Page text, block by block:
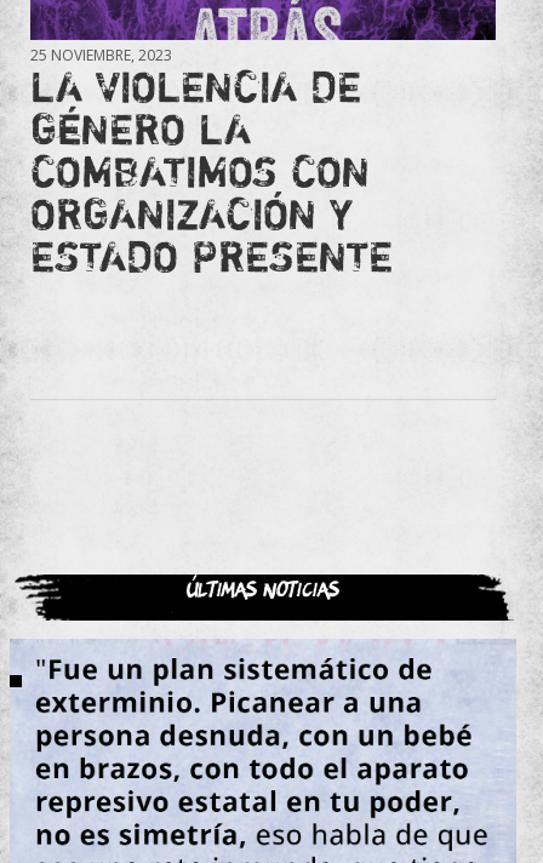
25 NOVIEMBRE, 2023
LA VIOLENCIA DE
GÉNERO LA
COMBATIMOS CON
ORGANIZACIÓN Y
ESTADO PRESENTE
Últimas noticias